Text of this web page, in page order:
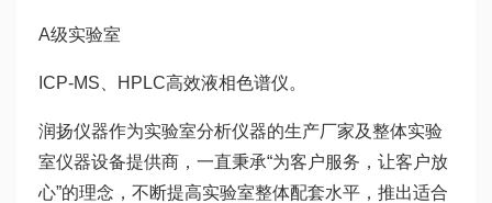
A级实验室
ICP-MS、HPLC高效液相色谱仪。
润扬仪器作为实验室分析仪器的生产厂家及整体实验
室仪器设备提供商，一直秉承“为客户服务，让客户放
心”的理念，不断提高实验室整体配套水平，推出适合